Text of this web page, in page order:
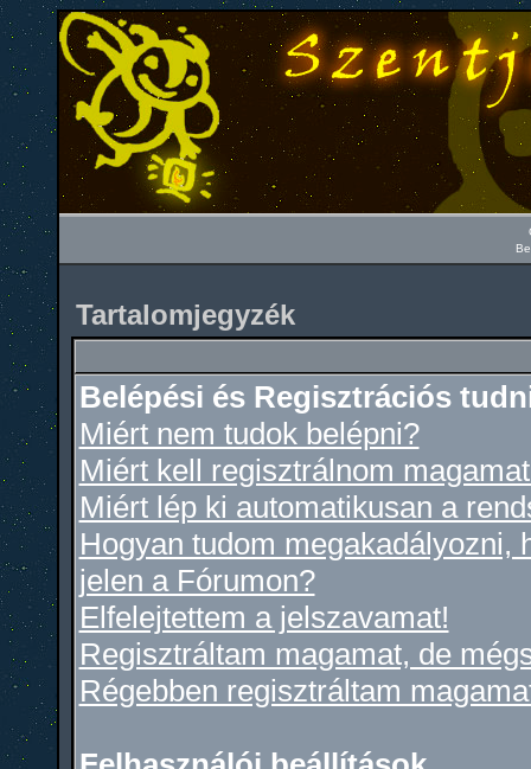
Tartalomjegyzék
Belépési és Regisztrációs
Miért nem tudok belépni?
Miért kell regisztrálnom
Miért lép ki automatikusan a
Hogyan tudom megakadályozni,
jelen a Fórumon?
Elfelejtettem a jelszavamat!
Regisztráltam magamat, de
Régebben regisztráltam